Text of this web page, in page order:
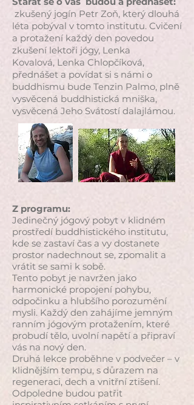
zkušený jogín Petr Zoň, který dlouhá
léta pobýval v tomto institutu. Cvičení
a protažení každý den povedou
zkušení lektoři jógy, Lenka
Kovalová, Lenka Chlopčíková,
přednášet a povídat si s námi o
buddhismu bude Tenzin Palmo, plně
vysvěcená buddhistická mniška,
vysvěcená Jeho Svátostí dalajlámou.
Z programu:
Jedinečný jógový pobyt v klidném
prostředí buddhistického institutu,
kde se zastaví čas a vy dostanete
prostor nadechnout se, zpomalit a
vrátit se sami k sobě.
Tento pobyt je navržen jako
harmonické propojení pohybu,
odpočinku a hlubšího porozumění
mysli. Každý den zahájíme jemným
ranním jógovým protažením, které
probudí tělo, uvolní napětí a připraví
vás na nový den.
Druhá lekce proběhne v podvečer – v
klidnějším tempu, s důrazem na
regeneraci, dech a vnitřní ztišení.
Odpoledne budou patřit